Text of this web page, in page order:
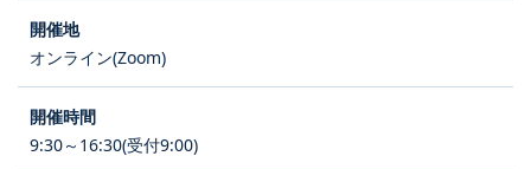
オンライン(Zoom)
9:30～16:30(受付9:00)